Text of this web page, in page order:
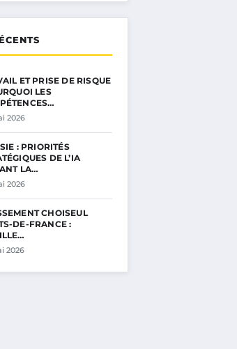
ET PRISE DE RISQUE
LES
2026
: PRIORITÉS
DE L’IA
LA…
2026
CHOISEUL
DE-FRANCE :
2026